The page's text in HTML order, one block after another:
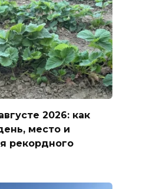
2026: как
место и
рекордного